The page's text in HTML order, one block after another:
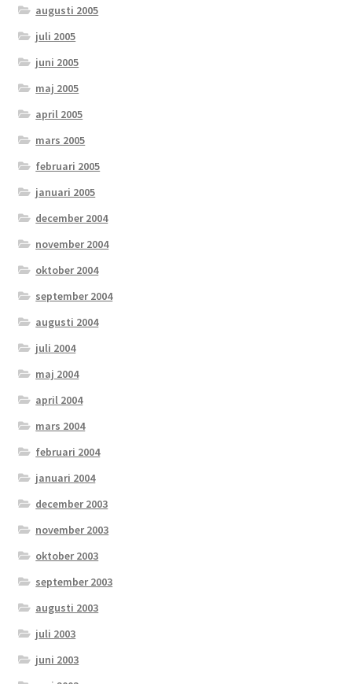
augusti 2005
juli 2005
juni 2005
maj 2005
april 2005
mars 2005
februari 2005
januari 2005
december 2004
november 2004
oktober 2004
september 2004
augusti 2004
juli 2004
maj 2004
april 2004
mars 2004
februari 2004
januari 2004
december 2003
november 2003
oktober 2003
september 2003
augusti 2003
juli 2003
juni 2003